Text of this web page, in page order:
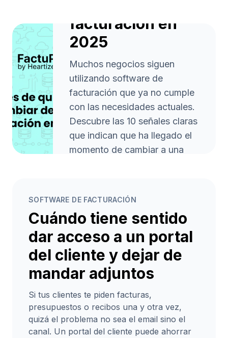
facturación en
2025
Muchos negocios siguen
utilizando software de
facturación que ya no cumple
con las necesidades actuales.
Descubre las 10 señales claras
que indican que ha llegado el
momento de cambiar a una
trabajar más rápido, con
normativa Veri*Factu.
Leer artículo arrow_forward
SOFTWARE DE FACTURACIÓN
Cuándo tiene sentido
dar acceso a un portal
del cliente y dejar de
mandar adjuntos
Si tus clientes te piden facturas,
presupuestos o recibos una y otra vez,
quizá el problema no sea el email sino el
canal. Un portal del cliente puede ahorrar